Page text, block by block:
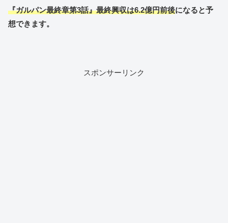
『ガルパン最終章第3話』最終興収は6.2億円前後になると予
想できます。
スポンサーリンク